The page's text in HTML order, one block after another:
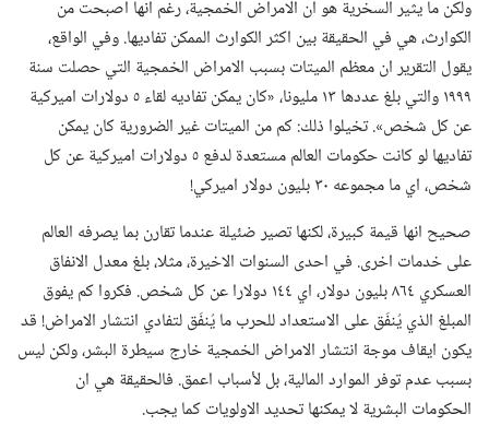
ولكن ما يثير السخرية هو ان الامراض الخمجية،‏ رغم انها اصبحت من
الكوارث،‏ هي في الحقيقة بين اكثر الكوارث الممكن تفاديها.‏ وفي الواقع،‏
يقول التقرير ان معظم الميتات بسبب الامراض الخمجية التي حصلت سنة
١٩٩٩ والتي بلغ عددها ١٣ مليونا،‏ «كان يمكن تفاديه لقاء ٥ دولارات اميركية
عن كل شخص».‏ تخيلوا ذلك:‏ كم من الميتات غير الضرورية كان يمكن
تفاديها لو كانت حكومات العالم مستعدة لدفع ٥ دولارات اميركية عن كل
شخص،‏ اي ما مجموعه ٣٠ بليون دولار اميركي!‏
صحيح انها قيمة كبيرة،‏ لكنها تصير ضئيلة عندما تقارن بما يصرفه العالم
على خدمات اخرى.‏ في احدى السنوات الاخيرة،‏ مثلا،‏ بلغ معدل الانفاق
العسكري ٨٦٤ بليون دولار،‏ اي ١٤٤ دولارا عن كل شخص.‏ فكروا كم يفوق
المبلغ الذي يُنفَق على الاستعداد للحرب ما يُنفَق لتفادي انتشار الامراض!‏ قد
يكون ايقاف موجة انتشار الامراض الخمجية خارج سيطرة البشر،‏ ولكن ليس
بسبب عدم توفر الموارد المالية،‏ بل لأسباب اعمق.‏ فالحقيقة هي ان
الحكومات البشرية لا يمكنها تحديد الاولويات كما يجب.‏